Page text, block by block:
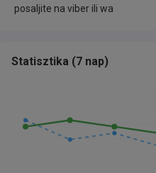
posaljite na viber ili wa
Statisztika (7 nap)